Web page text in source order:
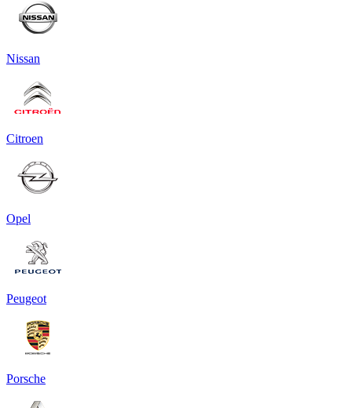
Nissan
Citroen
Opel
Peugeot
Porsche